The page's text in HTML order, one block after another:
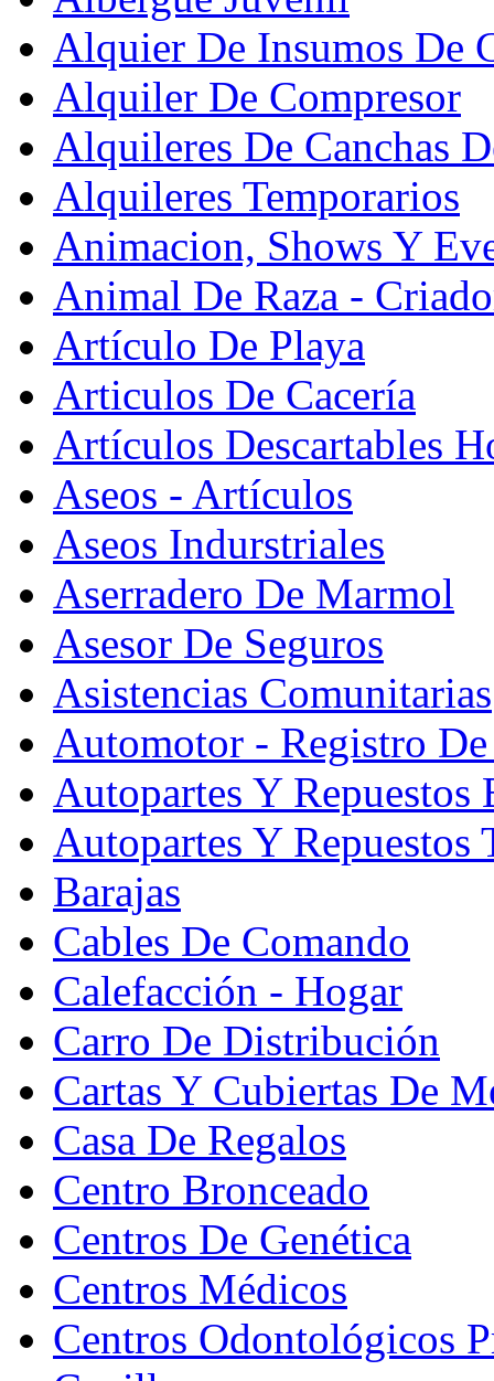
Alquier De Insumos De
Alquiler De Compresor
Alquileres De Canchas
Alquileres Temporarios
Animacion, Shows Y
Animal De Raza -
Artículo De Playa
Articulos De Cacería
Artículos Descartables
Aseos - Artículos
Aseos Indurstriales
Aserradero De Marmol
Asesor De Seguros
Asistencias Comunitarias
Automotor - Registro
Autopartes Y Repuestos
Autopartes Y Repuestos
Barajas
Cables De Comando
Calefacción - Hogar
Carro De Distribución
Cartas Y Cubiertas De
Casa De Regalos
Centro Bronceado
Centros De Genética
Centros Médicos
Centros Odontológicos